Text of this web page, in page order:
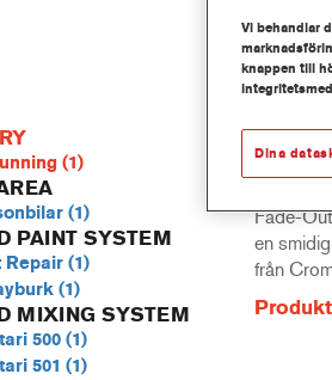
(1)
(1)
PAINT SYSTEM
Repair (1)
(1)
MIXING SYSTEM
500 (1)
501 (1)
Fade-
en
från
Vi behandlar
knappen till
Dina